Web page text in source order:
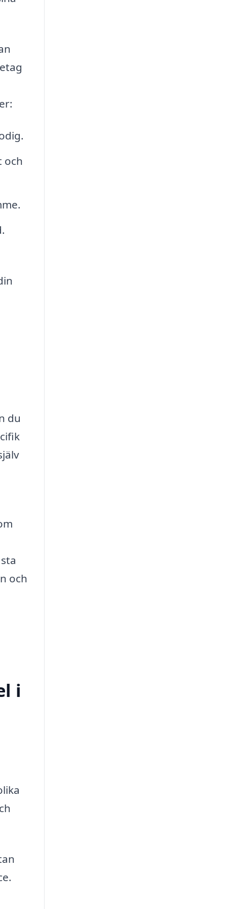
och
du
och
i